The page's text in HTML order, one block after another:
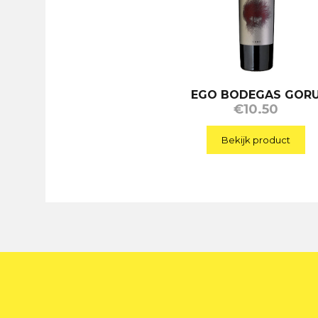
EGO BODEGAS
€10.50
Bekijk product